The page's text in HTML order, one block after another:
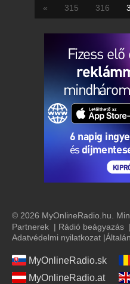
« 315 316
© 2026 MyOnlineRadio.hu.
Partnerek | Rádió beágyazás |
Adatvédelmi nyilatkozat |
MyOnlineRadio.sk
MyOnlineRadio.at